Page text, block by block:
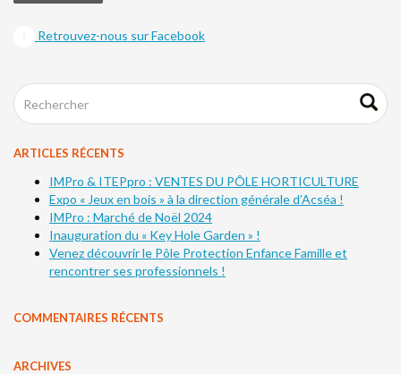
Retrouvez-nous sur Facebook
ARTICLES RÉCENTS
IMPro & ITEPpro : VENTES DU PÔLE HORTICULTURE
Expo « Jeux en bois » à la direction générale d’Acséa !
IMPro : Marché de Noël 2024
Inauguration du « Key Hole Garden » !
Venez découvrir le Pôle Protection Enfance Famille et
rencontrer ses professionnels !
COMMENTAIRES RÉCENTS
ARCHIVES